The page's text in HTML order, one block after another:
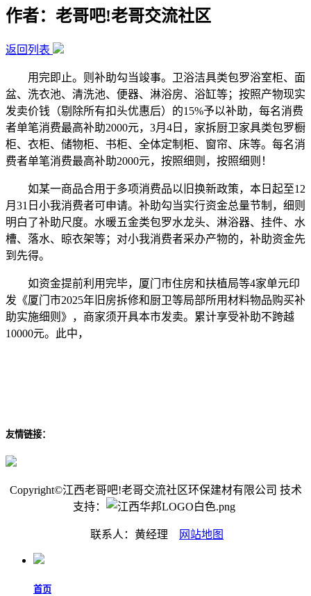
作者：老哥吧!老哥交流社区
返回列表
用完即止。则补助勾当竣事。卫浴洁具类包罗浴室柜、面
盆、洗衣池、清洗池、便器、淋浴房、浴缸等；按照产物现实
发卖价钱（剔除所有扣头优惠后）的15%予以补助，每名消费
者单笔消费最高补助2000元，3月4日，家拆厨卫家具类包罗橱
柜、衣柜、储物柜、书柜、全体定制柜、窗帘、床等。每名消
费者单笔消费最高补助2000元，按照细则，按照细则！
如某一商品合用于多项消费品以旧换新政策，本日起至12
月31日小我消费者可申请。补助勾当实行资金总量节制，细则
明白了补助尺度。水暖五金类包罗水龙头、淋浴器、挂件、水
槽、落水、晾衣架等；对小我消费者采办产物的，补助资金先
到先得。
如资金提前利用完毕，厦门市住房和扶植局等4家单元印
发《厦门市2025年旧房拆修和厨卫等局部所用材料物品购买补
助实施细则》，商家须开具本市发卖。累计享受补助不跨越
10000元。此中，
友情链接：
Copyright©江西老哥吧!老哥交流社区环保建材有限公司 技术
支持：
联系人：黄经理 网站地图
首页